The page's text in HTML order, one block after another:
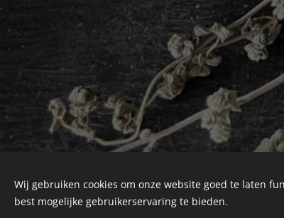
Wij gebruiken cookies om onze website goed te laten
best mogelijke gebruikerservaring te bieden.